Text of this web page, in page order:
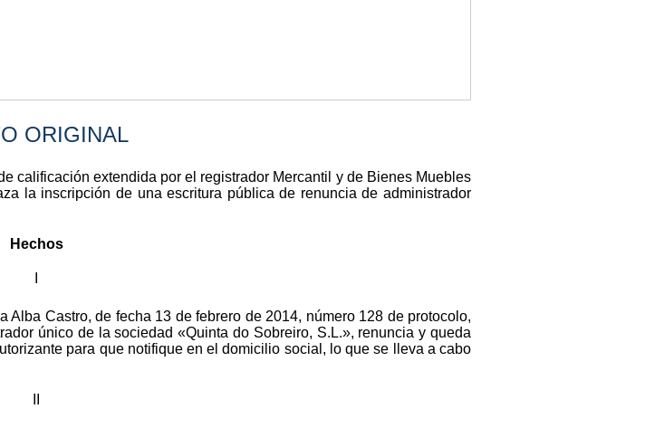
ORIGINAL
calificación extendida por el registrador Mercantil y de Bienes Muebles
la inscripción de una escritura pública de renuncia de administrador
Hechos
Castro, de fecha 13 de febrero de 2014, número 128 de protocolo,
único de la sociedad «Quinta do Sobreiro, S.L.», renuncia y queda
para que notifique en el domicilio social, lo que se lleva a cabo